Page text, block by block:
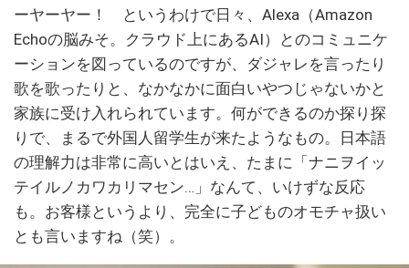
ーヤーヤー！ というわけで日々、Alexa（Amazon
Echoの脳みそ。クラウド上にあるAI）とのコミュニケ
ーションを図っているのですが、ダジャレを言ったり
歌を歌ったりと、なかなかに面白いやつじゃないかと
家族に受け入れられています。何ができるのか探り探
りで、まるで外国人留学生が来たようなもの。日本語
の理解力は非常に高いとはいえ、たまに「ナニヲイッ
テイルノカワカリマセン…」なんて、いけずな反応
も。お客様というより、完全に子どものオモチャ扱い
とも言いますね（笑）。